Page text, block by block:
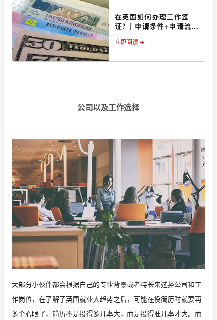
在英国如何办理工作签
证？| 申请条件+申请流程
立即阅读 ➔
公司以及工作选择
大部分小伙伴都会根据自己的专业背景或者特长来选择公司和工
作岗位，在了解了英国就业大趋势之后，可能在投简历时就要再
多个心眼了，简历不是投得多几率大，而是投得准几率才大。而